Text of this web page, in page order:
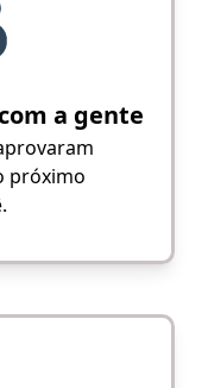
a gente
próximo